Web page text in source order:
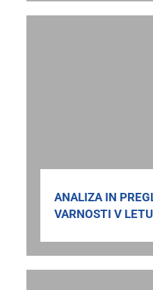
ANALIZA IN
VARNOSTI V